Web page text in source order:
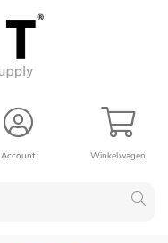
Winkelwagen
Account